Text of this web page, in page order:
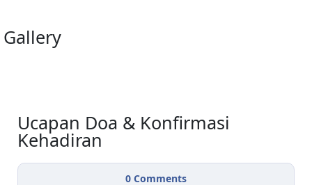
Gallery
Ucapan Doa & Konfirmasi
Kehadiran
0 Comments